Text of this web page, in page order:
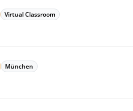
Virtual Classroom
München